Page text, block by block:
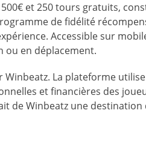
et 250 tours gratuits,
de fidélité
Accessible sur
ou en déplacement.
La plateforme
et financières des
de Winbeatz une